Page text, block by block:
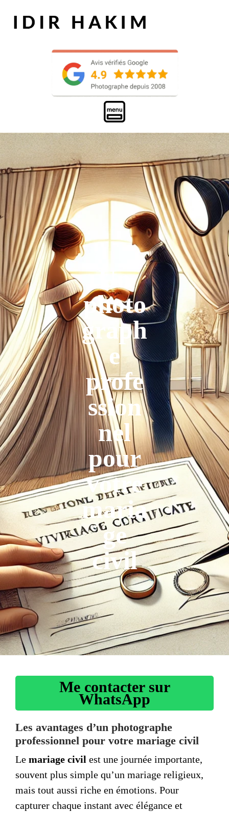
Un
photo
graph
e
profe
ssion
nel
pour
votre
maria
ge
civil
Me contacter sur
WhatsApp
Les avantages d’un photographe
professionnel pour votre mariage civil
Le mariage civil est une journée importante,
souvent plus simple qu’un mariage religieux,
mais tout aussi riche en émotions. Pour
capturer chaque instant avec élégance et